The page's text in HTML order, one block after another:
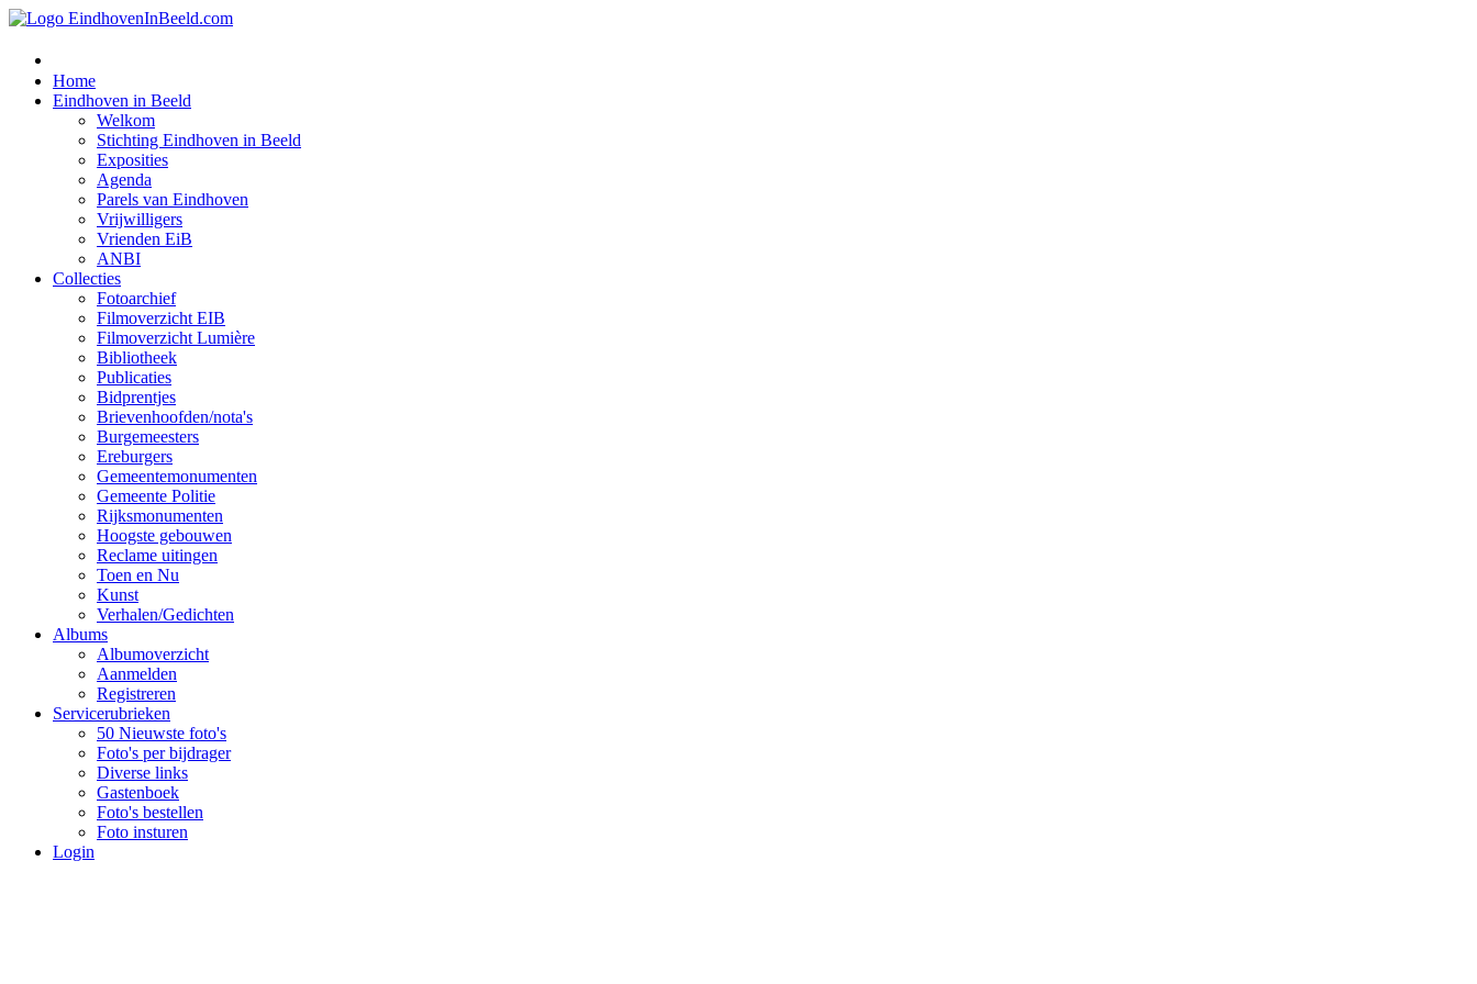
Home
Eindhoven in Beeld
Welkom
Stichting Eindhoven in Beeld
Exposities
Agenda
Parels van Eindhoven
Vrijwilligers
Vrienden EiB
ANBI
Collecties
Fotoarchief
Filmoverzicht EIB
Filmoverzicht Lumière
Bibliotheek
Publicaties
Bidprentjes
Brievenhoofden/nota's
Burgemeesters
Ereburgers
Gemeentemonumenten
Gemeente Politie
Rijksmonumenten
Hoogste gebouwen
Reclame uitingen
Toen en Nu
Kunst
Verhalen/Gedichten
Albums
Albumoverzicht
Aanmelden
Registreren
Servicerubrieken
50 Nieuwste foto's
Foto's per bijdrager
Diverse links
Gastenboek
Foto's bestellen
Foto insturen
Login